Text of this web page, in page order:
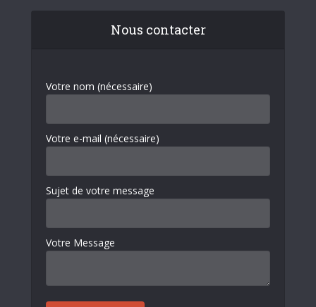
Nous contacter
Votre nom (nécessaire)
Votre e-mail (nécessaire)
Sujet de votre message
Votre Message